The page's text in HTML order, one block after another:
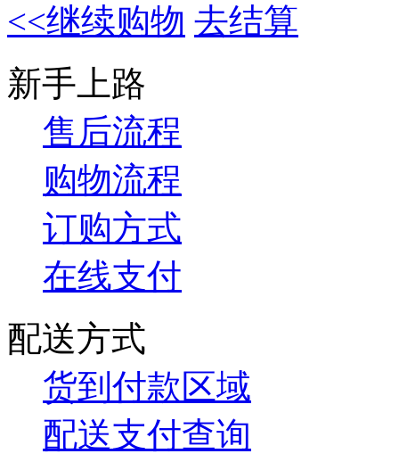
<<继续购物 去结算
新手上路
售后流程
购物流程
订购方式
在线支付
配送方式
货到付款区域
配送支付查询